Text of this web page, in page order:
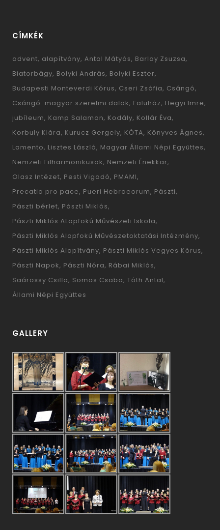
CÍMKÉK
advent alapítvány Antal Mátyás Barlay Zsuzsa
Biatorbágy Bolyki András Bolyki Eszter
Budapesti Monteverdi Kórus Cseri Zsófia Csángó
Csángó-magyar szerelmi dalok Faluház Hegyi Imre
jubíleum Kamp Salamon Kodály Kollár Éva
Korbuly Klára Kurucz Gergely KÓTA Könyves Ágnes
Lamento Lisztes László Magyar Állami Népi Együttes
Nemzeti Filharmonikusok Nemzeti Énekkar
Olasz Intézet Pesti Vigadó PMAMI
Precatio pro pace Pueri Hebraeorum Pászti
Pászti bérlet Pászti Miklós
Pászti Miklós ALapfokú Művészeti Iskola
Pászti Miklós Alapfokú Művészetoktatási Intézmény
Pászti Miklós Alapítvány Pászti Miklós Vegyes Kórus
Pászti Napok Pászti Nóra Rábai Miklós
Saárossy Csilla Somos Csaba Tóth Antal
Állami Népi Együttes
GALLERY